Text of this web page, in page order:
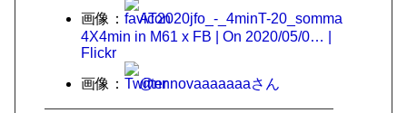
画像：
AT2020jfo_-_4minT-20_somma
4X4min in M61 x FB | On 2020/05/0… |
Flickr
画像：
@nnnovaaaaaaaさん